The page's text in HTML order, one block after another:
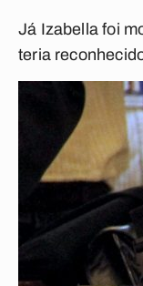
Já Izabella foi
teria